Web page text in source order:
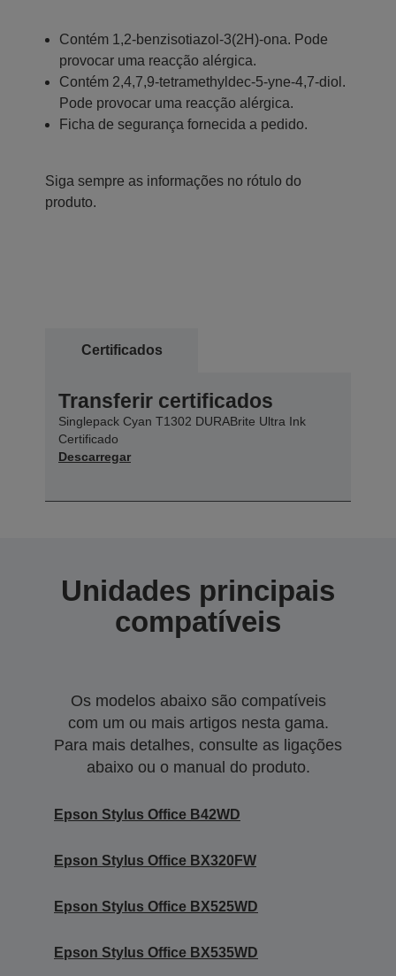
Contém 1,2-benzisotiazol-3(2H)-ona. Pode
provocar uma reacção alérgica.
Contém 2,4,7,9-tetramethyldec-5-yne-4,7-diol.
Pode provocar uma reacção alérgica.
Ficha de segurança fornecida a pedido.
Siga sempre as informações no rótulo do
produto.
Certificados
Transferir certificados
Singlepack Cyan T1302 DURABrite Ultra Ink
Certificado
Descarregar
Unidades principais
compatíveis
Os modelos abaixo são compatíveis
com um ou mais artigos nesta gama.
Para mais detalhes, consulte as ligações
abaixo ou o manual do produto.
Epson Stylus Office B42WD
Epson Stylus Office BX320FW
Epson Stylus Office BX525WD
Epson Stylus Office BX535WD